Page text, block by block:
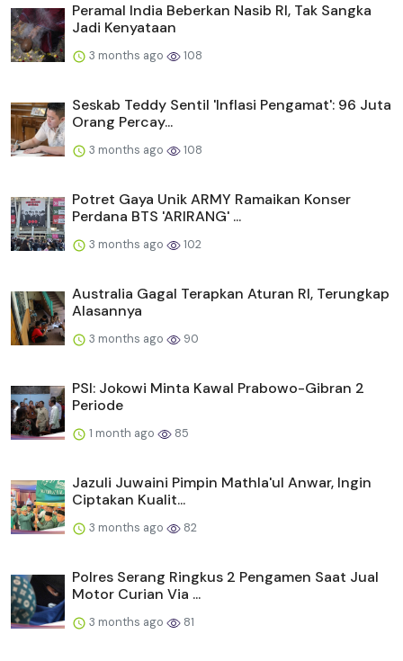
Peramal India Beberkan Nasib RI, Tak Sangka
Jadi Kenyataan
3 months ago 108
Seskab Teddy Sentil 'Inflasi Pengamat': 96 Juta
Orang Percay...
3 months ago 108
Potret Gaya Unik ARMY Ramaikan Konser
Perdana BTS 'ARIRANG' ...
3 months ago 102
Australia Gagal Terapkan Aturan RI, Terungkap
Alasannya
3 months ago 90
PSI: Jokowi Minta Kawal Prabowo-Gibran 2
Periode
1 month ago 85
Jazuli Juwaini Pimpin Mathla'ul Anwar, Ingin
Ciptakan Kualit...
3 months ago 82
Polres Serang Ringkus 2 Pengamen Saat Jual
Motor Curian Via ...
3 months ago 81